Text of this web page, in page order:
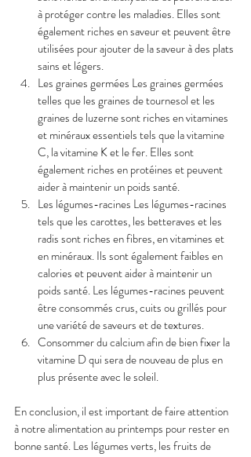
à protéger contre les maladies. Elles sont
également riches en saveur et peuvent être
utilisées pour ajouter de la saveur à des plats
sains et légers.
Les graines germées Les graines germées
telles que les graines de tournesol et les
graines de luzerne sont riches en vitamines
et minéraux essentiels tels que la vitamine
C, la vitamine K et le fer. Elles sont
également riches en protéines et peuvent
aider à maintenir un poids santé.
Les légumes-racines Les légumes-racines
tels que les carottes, les betteraves et les
radis sont riches en fibres, en vitamines et
en minéraux. Ils sont également faibles en
calories et peuvent aider à maintenir un
poids santé. Les légumes-racines peuvent
être consommés crus, cuits ou grillés pour
une variété de saveurs et de textures.
Consommer du calcium afin de bien fixer la
vitamine D qui sera de nouveau de plus en
plus présente avec le soleil.
En conclusion, il est important de faire attention
à notre alimentation au printemps pour rester en
bonne santé. Les légumes verts, les fruits de